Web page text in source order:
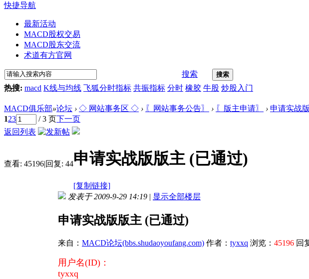
快捷导航
最新活动
MACD股权交易
MACD股东交流
术道有方官网
搜索 搜索
热搜: macd K线与均线 飞狐分时指标 共振指标 分时 橡胶 牛股 炒股入门
MACD俱乐部»论坛 › ◇ 网站事务区 ◇ › 〖网站事务公告〗 › 〖版主申请〗 › 申请实战
123 / 3 页下一页
返回列表
查看: 45196|回复: 44申请实战版版主 (已通过)
[复制链接]
发表于 2009-9-29 14:19 | 显示全部楼层
申请实战版版主 (已通过)
来自： MACD论坛(bbs.shudaoyoufang.com) 作者： tyxxq 浏览： 45196 回
用户名(ID)：
tyxxq